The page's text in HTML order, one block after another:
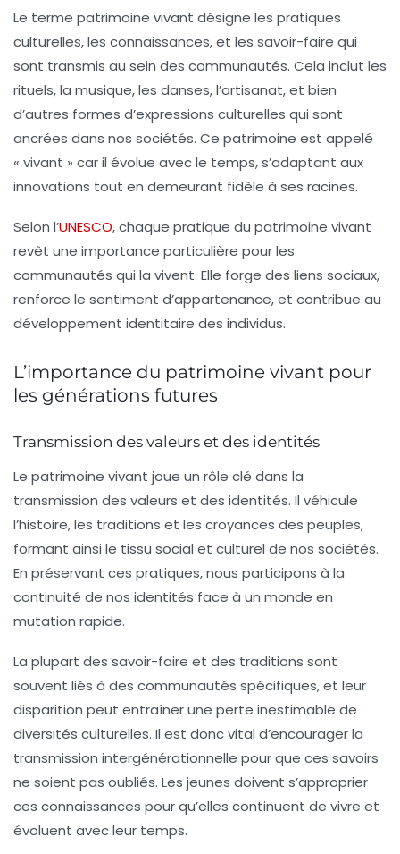
Le terme patrimoine vivant désigne les pratiques
culturelles, les connaissances, et les savoir-faire qui
sont transmis au sein des communautés. Cela inclut les
rituels, la musique, les danses, l’artisanat, et bien
d’autres formes d’expressions culturelles qui sont
ancrées dans nos sociétés. Ce patrimoine est appelé
« vivant » car il évolue avec le temps, s’adaptant aux
innovations tout en demeurant fidèle à ses racines.
Selon l’UNESCO, chaque pratique du patrimoine vivant
revêt une importance particulière pour les
communautés qui la vivent. Elle forge des liens sociaux,
renforce le sentiment d’appartenance, et contribue au
développement identitaire des individus.
L’importance du patrimoine vivant pour
les générations futures
Transmission des valeurs et des identités
Le patrimoine vivant joue un rôle clé dans la
transmission des valeurs et des identités. Il véhicule
l’histoire, les traditions et les croyances des peuples,
formant ainsi le tissu social et culturel de nos sociétés.
En préservant ces pratiques, nous participons à la
continuité de nos identités face à un monde en
mutation rapide.
La plupart des savoir-faire et des traditions sont
souvent liés à des communautés spécifiques, et leur
disparition peut entraîner une perte inestimable de
diversités culturelles. Il est donc vital d’encourager la
transmission intergénérationnelle pour que ces savoirs
ne soient pas oubliés. Les jeunes doivent s’approprier
ces connaissances pour qu’elles continuent de vivre et
évoluent avec leur temps.